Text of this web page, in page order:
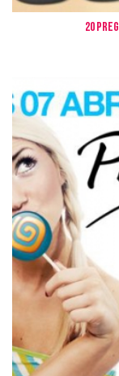
20